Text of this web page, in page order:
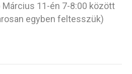
Március 11-én 7-8:00 között
egyben feltesszük)